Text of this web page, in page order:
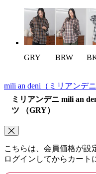
GRY BRW
mili an deni （ミリアンデニ
ミリアンデニ mili an
ツ （GRY）
こちらは、会員価格が設
ログインしてからカート